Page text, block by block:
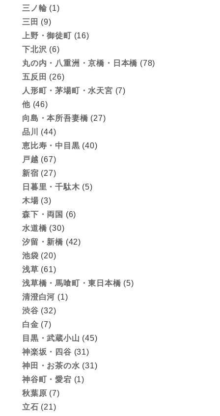
三ノ輪 (1)
三田 (9)
上野・御徒町 (16)
下北沢 (6)
丸の内・八重洲・京橋・日本橋 (78)
五反田 (26)
人形町・茅場町・水天宮 (7)
他(46)
向島・本所吾妻橋 (27)
品川
(44)
恵比寿・中目黒 (40)
戸越 (67)
新宿 (27)
日暮里・千駄木 (5)
木場 (3)
森下・両国 (6)
水道橋 (30)
汐留・新橋 (42)
池袋 (20)
浅草 (61)
浅草橋・馬喰町・東日本橋 (5)
清澄白河 (1)
渋谷 (32)
白金 (7)
目黒・武蔵小山 (45)
神楽坂・四谷 (31)
神田・お茶の水 (31)
神谷町・愛宕 (1)
秋葉原 (7)
立石 (21)